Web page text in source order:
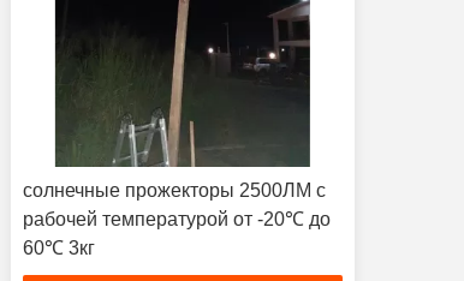
солнечные прожекторы 2500ЛМ с
рабочей температурой от -20℃ до
60℃ 3кг